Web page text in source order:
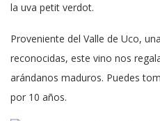
la uva petit verdot.
Proveniente del Valle de Uco,
reconocidas, este vino nos
arándanos maduros. Puedes
por 10 años.